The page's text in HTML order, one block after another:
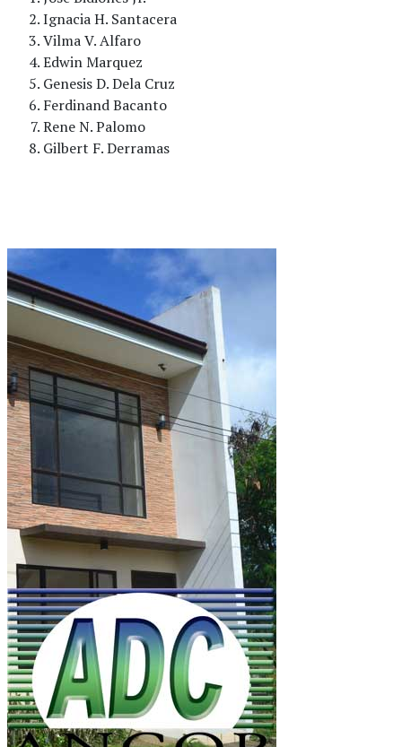
Ignacia H. Santacera
Vilma V. Alfaro
Edwin Marquez
Genesis D. Dela Cruz
Ferdinand Bacanto
Rene N. Palomo
Gilbert F. Derramas